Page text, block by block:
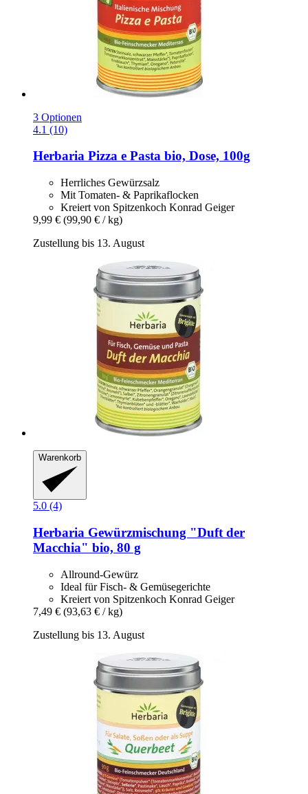
3 Optionen
4.1 (10)
Herbaria Pizza e Pasta bio, Dose, 100g
Herrliches Gewürzsalz
Mit Tomaten- & Paprikaflocken
Kreiert von Spitzenkoch Konrad Geiger
9,99 € (99,90 € / kg)
Zustellung bis 13. August
Warenkorb
5.0 (4)
Herbaria Gewürzmischung "Duft der
Macchia" bio, 80 g
Allround-Gewürz
Ideal für Fisch- & Gemüsegerichte
Kreiert von Spitzenkoch Konrad Geiger
7,49 € (93,63 € / kg)
Zustellung bis 13. August